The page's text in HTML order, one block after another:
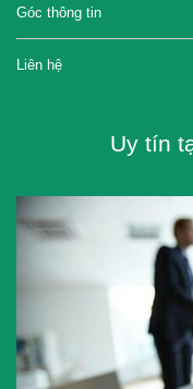
Góc thông tin
Liên hệ
Uy tín